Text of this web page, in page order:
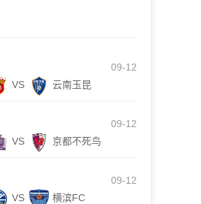
09-12
VS 云南玉昆
09-12
VS 京都不死鸟
09-12
VS 横滨FC